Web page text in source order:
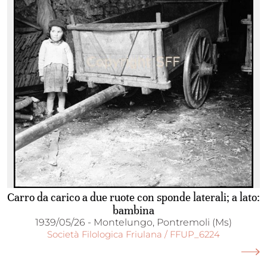
Carro da carico a due ruote con sponde laterali; a lato:
bambina
1939/05/26 - Montelungo, Pontremoli (Ms)
Società Filologica Friulana / FFUP_6224